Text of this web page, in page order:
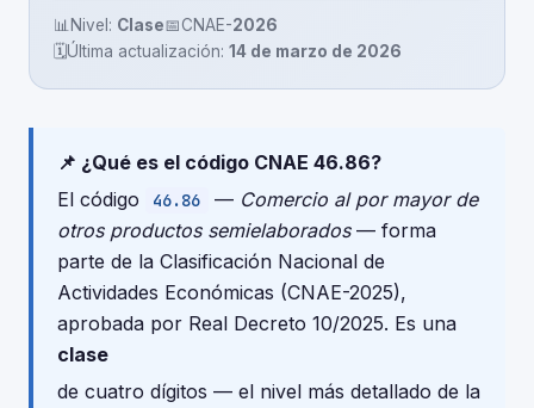
📊Nivel: Clase📅CNAE-2026
🗓️Última actualización: 14 de marzo de 2026
📌 ¿Qué es el código CNAE 46.86?
El código
46.86 — Comercio al por mayor de
otros productos semielaborados— forma
parte de la Clasificación Nacional de
Actividades Económicas (CNAE-2025),
aprobada por Real Decreto 10/2025. Es una
clase
de cuatro dígitos — el nivel más detallado de la